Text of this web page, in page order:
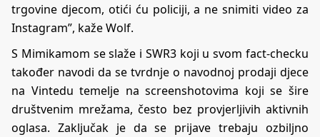
trgovine djecom, otići ću policiji, a ne snimiti video za
Instagram”, kaže Wolf.
S Mimikamom se slaže i SWR3koji u svom fact-checku
također navodi da se tvrdnje o navodnoj prodaji djece
na Vintedu temelje na screenshotovima koji se šire
društvenim mrežama, često bez provjerljivih aktivnih
oglasa. Zaključak je da se prijave trebaju ozbiljno